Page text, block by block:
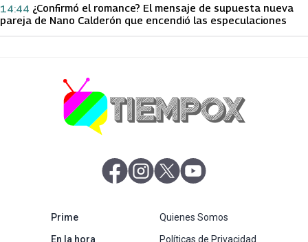
¿Confirmó el romance? El mensaje de supuesta nueva
pareja de Nano Calderón que encendió las especulaciones
14:44
abre en nueva pestaña
abre en nueva pestaña
abre en nueva pestaña
Primeabre en nueva pestaña
En la horaabre en nueva pestaña
Quienes Somos
Políticas de Privacidad